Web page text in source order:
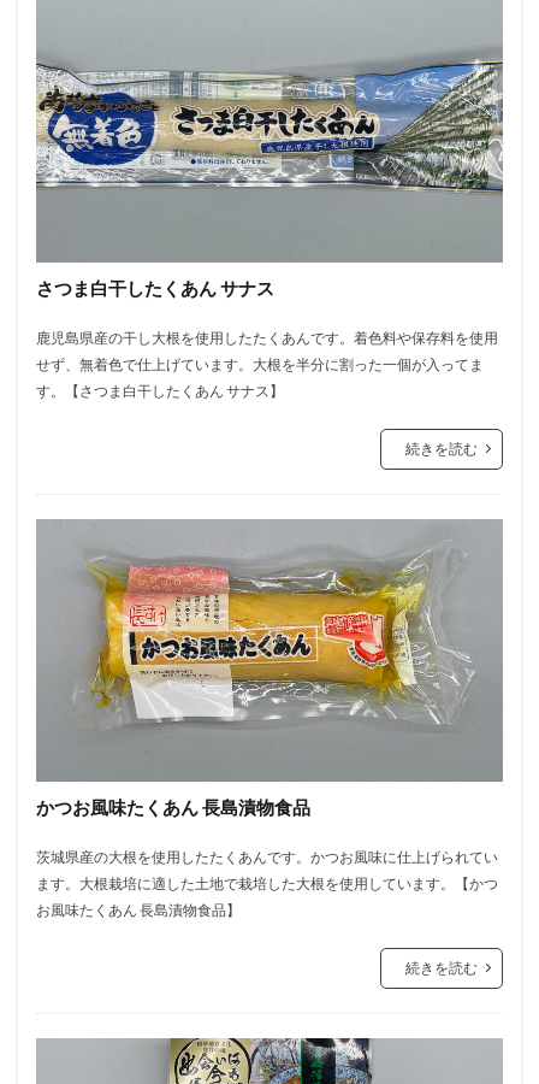
さつま白干したくあん サナス
鹿児島県産の干し大根を使用したたくあんです。着色料や保存料を使用
せず、無着色で仕上げています。大根を半分に割った一個が入ってま
す。【さつま白干したくあん サナス】
続きを読む
かつお風味たくあん 長島漬物食品
茨城県産の大根を使用したたくあんです。かつお風味に仕上げられてい
ます。大根栽培に適した土地で栽培した大根を使用しています。【かつ
お風味たくあん 長島漬物食品】
続きを読む